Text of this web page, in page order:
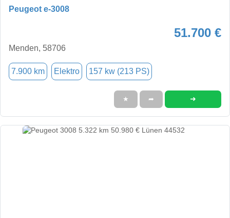
Peugeot e-3008
51.700 €
Menden, 58706
7.900 km Elektro 157 kw (213 PS)
★ ➦ ➜